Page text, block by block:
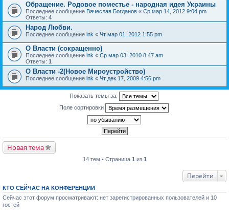
Обращение. Родовое поместье - народная идея Украины
Последнее сообщение Вячеслав Богданов « Ср мар 14, 2012 9:04 pm
Ответы: 4
Народ Любви.
Последнее сообщение ink « Чт мар 01, 2012 1:55 pm
О Власти (сокращенно)
Последнее сообщение ink « Ср мар 03, 2010 8:47 am
Ответы: 1
О Власти -2(Новое Мироустройство)
Последнее сообщение ink « Чт дек 17, 2009 4:56 pm
Показать темы за:
Поле сортировки
Новая тема
14 тем • Страница 1 из 1
Перейти
КТО СЕЙЧАС НА КОНФЕРЕНЦИИ
Сейчас этот форум просматривают: нет зарегистрированных пользователей и 10
гостей